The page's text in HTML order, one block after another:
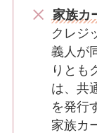
家族カ
クレジ
義人が
りとも
は、共
を発行
家族カ